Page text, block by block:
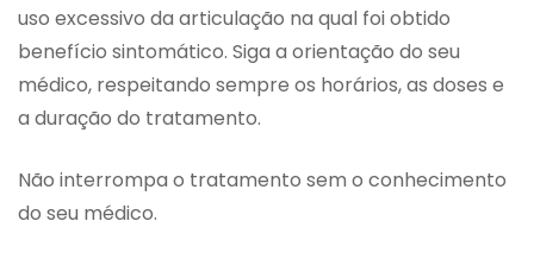
uso excessivo da articulação na qual foi obtido
benefício sintomático. Siga a orientação do seu
médico, respeitando sempre os horários, as doses e
a duração do tratamento.
Não interrompa o tratamento sem o conhecimento
do seu médico.